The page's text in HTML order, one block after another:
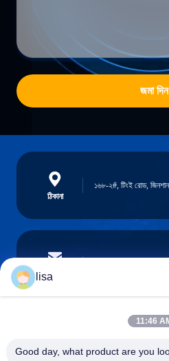
জমা দিন
ঠিকানা
১৬৮-২#, টিংই রোড,
ই-মেইল
ফোন
lisa
11:46
Good day, what product are you